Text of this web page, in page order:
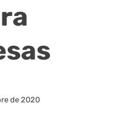
de 2020